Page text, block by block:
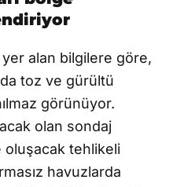
yer alan bilgilere göre,
toz ve gürültü
görünüyor.
olan sondaj
tehlikeli
havuzlarda